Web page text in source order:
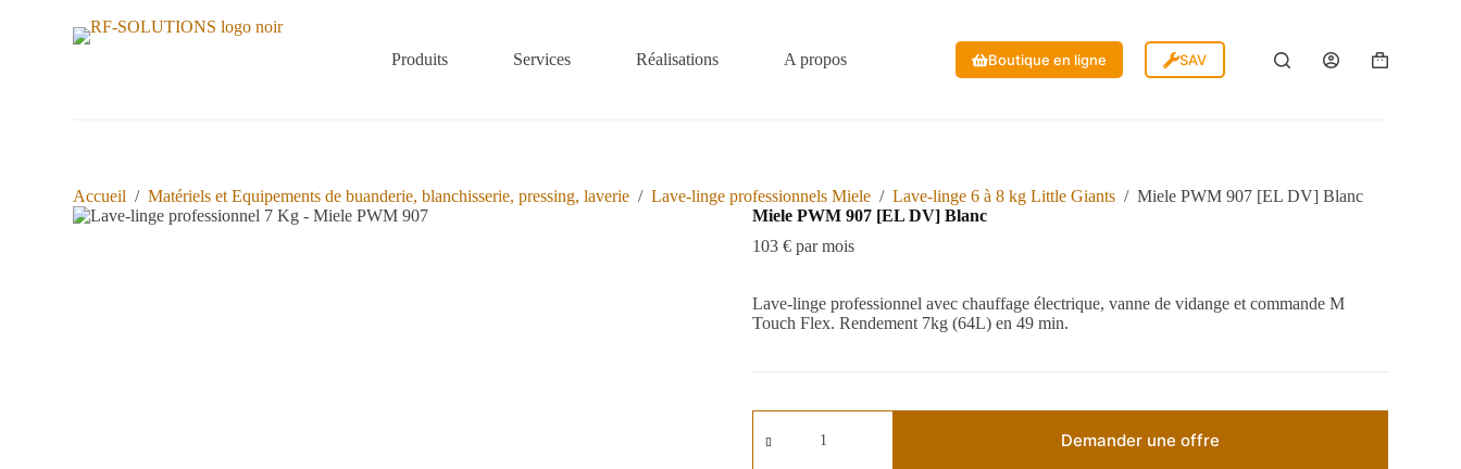
Produits Services Réalisations A propos Boutique en ligne SAV
Accueil / Matériels et Equipements de buanderie, blanchisserie, pressing, laverie / Lave-linge professionnels Miele / Lave-linge 6 à 8 kg Little Giants / Miele PWM 907 [EL DV] Blanc
Miele PWM 907 [EL DV] Blanc
103 € par mois
Lave-linge professionnel avec chauffage électrique, vanne de vidange et commande M
Touch Flex. Rendement 7kg (64L) en 49 min.
Demander une offre